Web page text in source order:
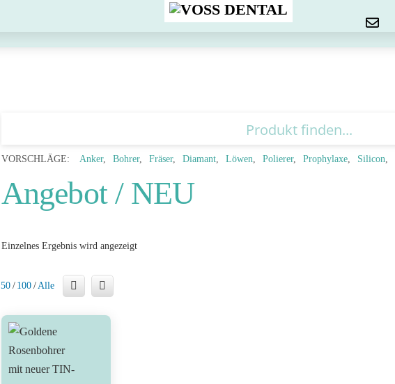
Menu
VORSCHLÄGE: Anker Bohrer Fräser Diamant Löwen Polierer Prophylaxe Silicon
Angebot / NEU
Einzelnes Ergebnis wird angezeigt
50 / 100 / Alle